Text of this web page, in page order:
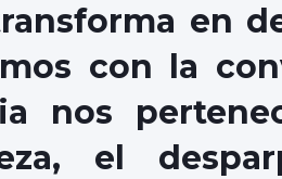
en
con la
nos
el